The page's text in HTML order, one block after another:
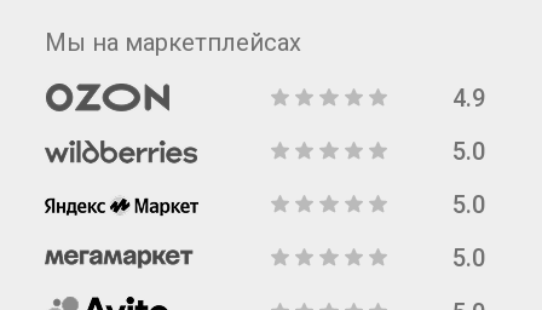
Мы на маркетплейсах
4.9
5.0
5.0
5.0